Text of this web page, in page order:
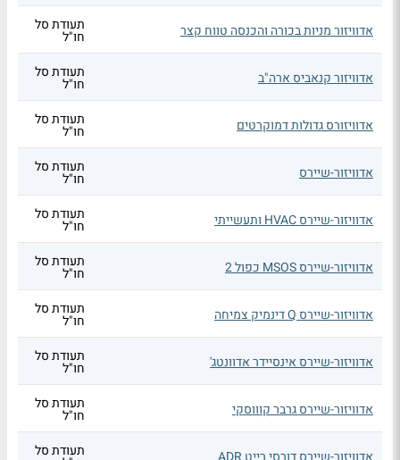
אדוויזור מניות בכורה והכנסה טווח קצר תעודת סל
חו"ל
אדוויזור קנאביס ארה"ב תעודת סל
חו"ל
אדוויזורס גדולות דמוקרטים תעודת סל
חו"ל
אדוויזור-שיירס תעודת סל
חו"ל
אדוויזור-שיירס HVAC ותעשייתי תעודת סל
חו"ל
אדוויזור-שיירס MSOS כפול 2 תעודת סל
חו"ל
אדוויזור-שיירס Q דינמיק צמיחה תעודת סל
חו"ל
אדוויזור-שיירס אינסיידר אדוונטג' תעודת סל
חו"ל
אדוויזור-שיירס גרבר קוווסקי תעודת סל
חו"ל
תעודת סל